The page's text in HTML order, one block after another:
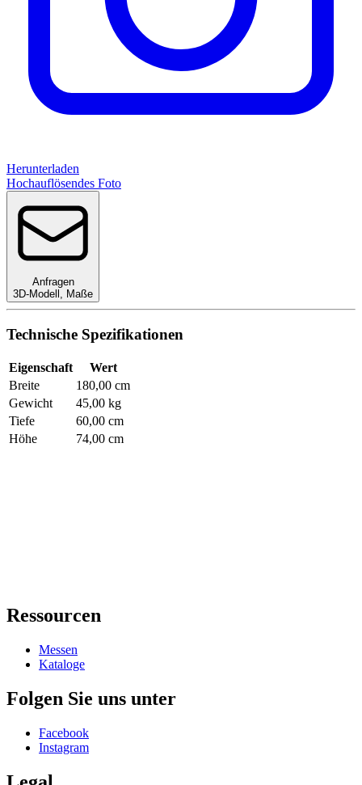
Herunterladen
Hochauflösendes Foto
Anfragen
3D-Modell
Maße
Technische Spezifikationen
Eigenschaft
Wert
Breite
180,00 cm
Gewicht
45,00 kg
Tiefe
60,00 cm
Höhe
74,00 cm
Ressourcen
Messen
Kataloge
Folgen Sie uns unter
Facebook
Instagram